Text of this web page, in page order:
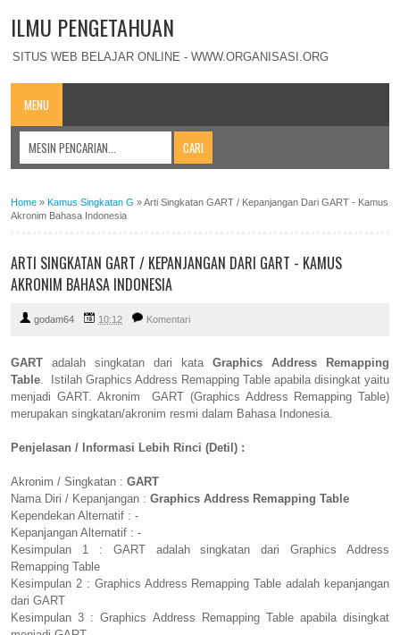
ILMU PENGETAHUAN
SITUS WEB BELAJAR ONLINE - WWW.ORGANISASI.ORG
MENU
Home » Kamus Singkatan G »Arti Singkatan GART / Kepanjangan Dari GART - Kamus
Akronim Bahasa Indonesia
ARTI SINGKATAN GART / KEPANJANGAN DARI GART - KAMUS
AKRONIM BAHASA INDONESIA
godam64 10:12 Komentari
GART adalah singkatan dari kata Graphics Address Remapping
Table. Istilah Graphics Address Remapping Table apabila disingkat yaitu
menjadi GART. Akronim GART (Graphics Address Remapping Table)
merupakan singkatan/akronim resmi dalam Bahasa Indonesia.
Penjelasan / Informasi Lebih Rinci (Detil) :
Akronim / Singkatan : GART
Nama Diri / Kepanjangan : Graphics Address Remapping Table
Kependekan Alternatif : -
Kepanjangan Alternatif : -
Kesimpulan 1 : GART adalah singkatan dari Graphics Address
Remapping Table
Kesimpulan 2 : Graphics Address Remapping Table adalah kepanjangan
dari GART
Kesimpulan 3 : Graphics Address Remapping Table apabila disingkat